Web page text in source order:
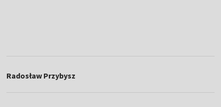
Radosław Przybysz